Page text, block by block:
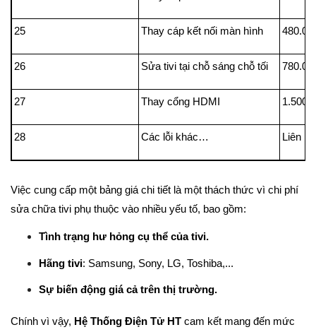
25 Thay cáp kết nối màn hình
26 Sửa tivi tại chỗ sáng chỗ tối
27 Thay cổng HDMI
28 Các lỗi khác… Liên
Việc cung cấp một bảng giá chi tiết là một thách thức vì chi phí
sửa chữa tivi phụ thuộc vào nhiều yếu tố, bao gồm:
Tình trạng hư hỏng cụ thể của tivi.
Hãng tivi: Samsung, Sony, LG, Toshiba,...
Sự biến động giá cả trên thị trường.
Chính vì vậy, Hệ Thống Điện Tử HT cam kết mang đến mức